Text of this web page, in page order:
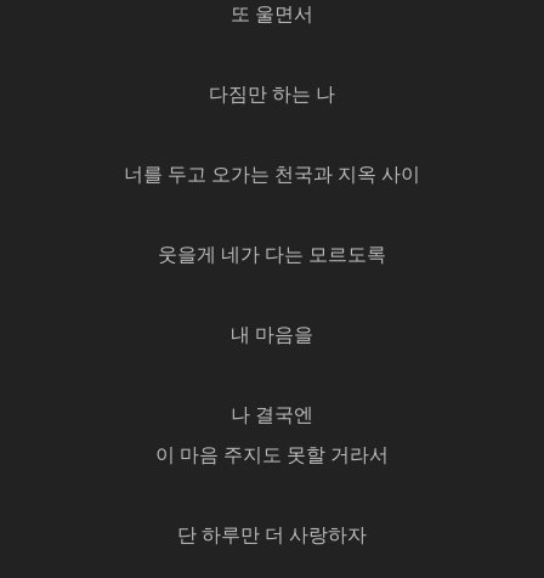
또 울면서
다짐만 하는 나
너를 두고 오가는 천국과 지옥 사이
웃을게 네가 다는 모르도록
내 마음을
나 결국엔
이 마음 주지도 못할 거라서
단 하루만 더 사랑하자